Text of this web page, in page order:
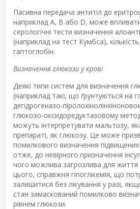
Пасивна передача антитіл до
наприклад A, B або D, може
серологічні тести визначення
(наприклад на тест Кумбса),
гаптоглобін.
Визначення глюкози у крові
Деякі типи систем для визначення
(наприклад такі, що ґрунтуються на
дегідрогеназо-
глюкозо-оксидоредуктазовому
можуть інтерпретувати мальтозу,
препараті, як глюкозу. Це може
помилкового визначення підвищених
отже, до невірного призначення
чого можлива загрозлива для життя
цього, справжня гіпоглікемія, що
залишитися без лікування у разі,
стан замаскований помилково
рівнем глюкози.